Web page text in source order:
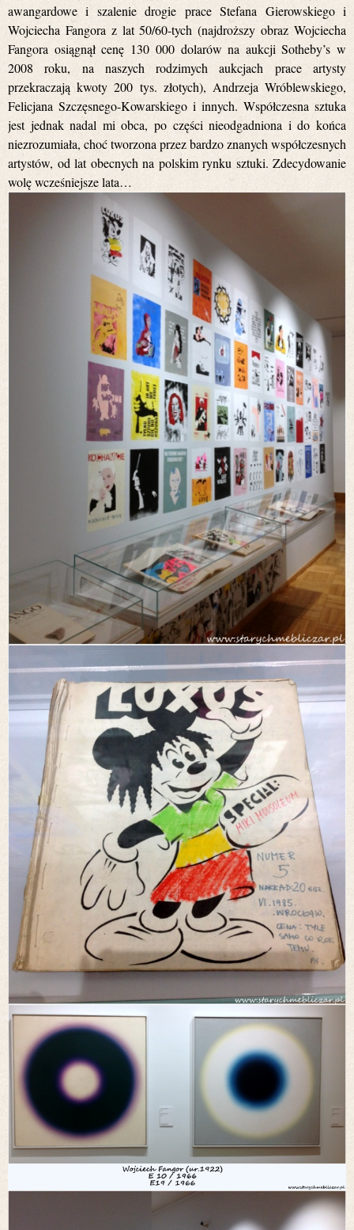
awangardowe i szalenie drogie prace Stefana Gierowskiego i
Wojciecha Fangora z lat 50/60-tych (najdroższy obraz Wojciecha
Fangora osiągnął cenę 130 000 dolarów na aukcji Sotheby’s w
2008 roku, na naszych rodzimych aukcjach prace artysty
przekraczają kwoty 200 tys. złotych), Andrzeja Wróblewskiego,
Felicjana Szczęsnego-Kowarskiego i innych. Współczesna sztuka
jest jednak nadal mi obca, po części nieodgadniona i do końca
niezrozumiała, choć tworzona przez bardzo znanych współczesnych
artystów, od lat obecnych na polskim rynku sztuki. Zdecydowanie
wolę wcześniejsze lata…